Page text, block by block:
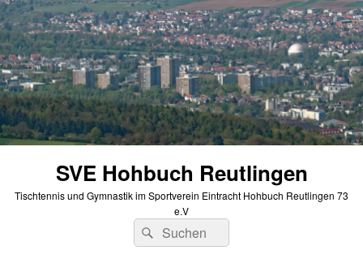
SVE Hohbuch Reutlingen
Tischtennis und Gymnastik im Sportverein Eintracht Hohbuch Reutlingen 73
e.V
Suchen
nach:
Suchen